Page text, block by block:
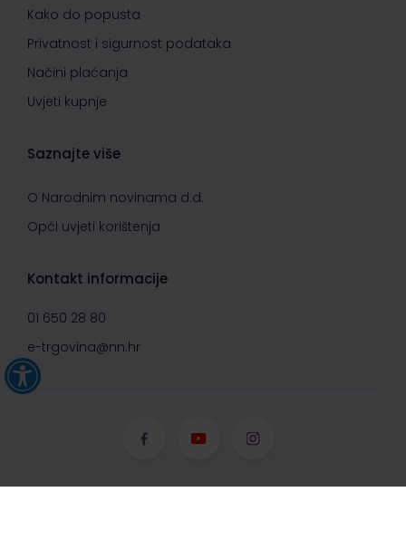
Kako do popusta
Privatnost i sigurnost podataka
Načini plaćanja
Uvjeti kupnje
Saznajte više
O Narodnim novinama d.d.
Opći uvjeti korištenja
Kontakt informacije
01 650 28 80
e-trgovina@nn.hr